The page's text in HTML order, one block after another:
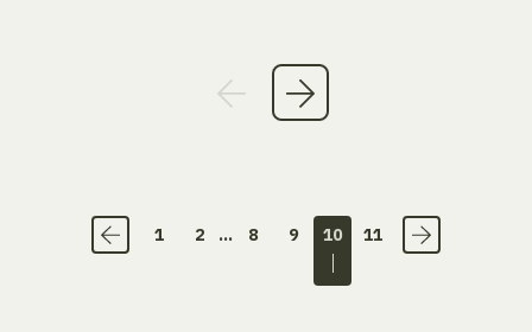
1 2 ... 8 9 10 11